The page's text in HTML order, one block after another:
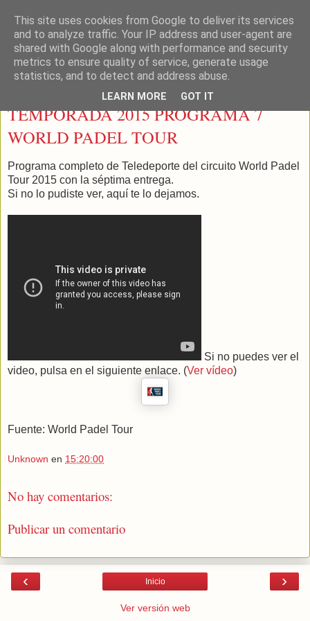
LEON PADEL
sábado, 9 de mayo de 2015
TEMPORADA 2015 PROGRAMA 7
WORLD PADEL TOUR
Programa completo de Teledeporte del circuito World Padel
Tour 2015 con la séptima entrega.
Si no lo pudiste ver, aquí te lo dejamos.
Si no puedes ver el
video, pulsa en el siguiente enlace. (Ver vídeo)
Fuente: World Padel Tour
Unknown en 15:20:00
No hay comentarios:
Publicar un comentario
‹ ›
Inicio
Ver versión web
This site uses cookies from Google to deliver its services
and to analyze traffic. Your IP address and user-agent are
shared with Google along with performance and security
metrics to ensure quality of service, generate usage
statistics, and to detect and address abuse.
LEARN MORE GOT IT